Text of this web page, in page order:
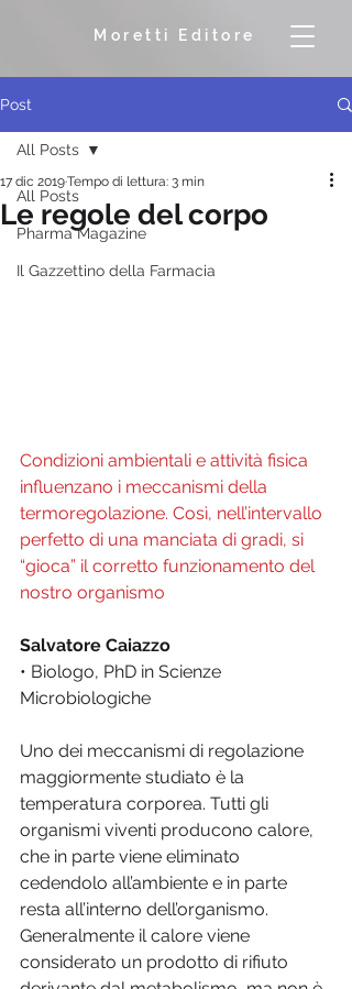
Moretti Editore
Post
All Posts
Pharma Magazine
Il Gazzettino della Farmacia
All Posts
Le regole del corpo
17 dic 2019Tempo di lettura: 3 min
Condizioni ambientali e attività fisica
influenzano i meccanismi della
termoregolazione. Così, nell’intervallo
perfetto di una manciata di gradi, si
“gioca” il corretto funzionamento del
nostro organismo
Salvatore Caiazzo
• Biologo, PhD in Scienze
Microbiologiche
Uno dei meccanismi di regolazione
maggiormente studiato è la
temperatura corporea. Tutti gli
organismi viventi producono calore,
che in parte viene eliminato
cedendolo all’ambiente e in parte
resta all’interno dell’organismo.
Generalmente il calore viene
considerato un prodotto di rifiuto